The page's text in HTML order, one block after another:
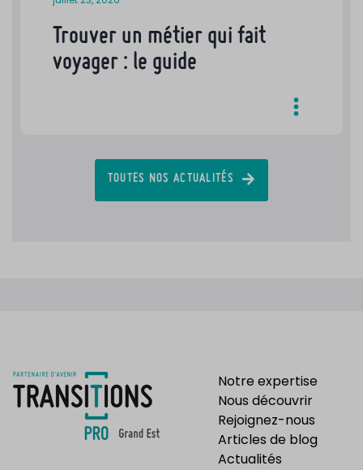
Trouver un métier qui fait
voyager : le guide
TOUTES NOS ACTUALITÉS
Notre expertise
Nous découvrir
Rejoignez-nous
Articles de blog
Actualités